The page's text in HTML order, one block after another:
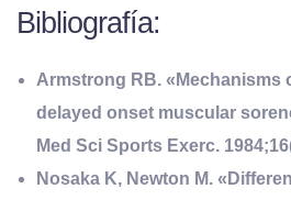
Bibliografía:
Armstrong RB. «Mechanisms
delayed onset muscular
Med Sci Sports Exerc.
Nosaka K, Newton M.